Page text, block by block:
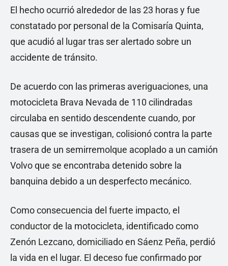
El hecho ocurrió alrededor de las 23 horas y fue
constatado por personal de la Comisaría Quinta,
que acudió al lugar tras ser alertado sobre un
accidente de tránsito.
De acuerdo con las primeras averiguaciones, una
motocicleta Brava Nevada de 110 cilindradas
circulaba en sentido descendente cuando, por
causas que se investigan, colisionó contra la parte
trasera de un semirremolque acoplado a un camión
Volvo que se encontraba detenido sobre la
banquina debido a un desperfecto mecánico.
Como consecuencia del fuerte impacto, el
conductor de la motocicleta, identificado como
Zenón Lezcano, domiciliado en Sáenz Peña, perdió
la vida en el lugar. El deceso fue confirmado por